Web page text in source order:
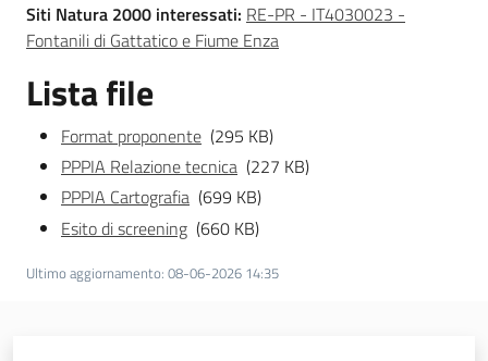
Novità
Servizi
Leggi Atti Bandi
Piani Programmi
Progetti
Siti Natura 2000 interessati: RE-PR - IT4030023 -
Fontanili di Gattatico e Fiume Enza
Lista file
Format proponente (295 KB)
PPPIA Relazione tecnica (227 KB)
PPPIA Cartografia (699 KB)
Esito di screening (660 KB)
Ultimo aggiornamento: 08-06-2026 14:35